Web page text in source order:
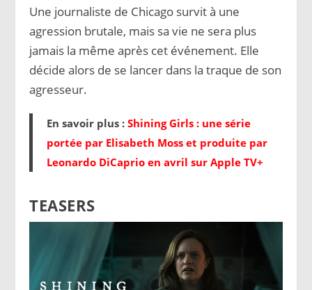
Une journaliste de Chicago survit à une
agression brutale, mais sa vie ne sera plus
jamais la même après cet événement. Elle
décide alors de se lancer dans la traque de son
agresseur.
En savoir plus :Shining Girls : une série
portée par Elisabeth Moss et produite par
Leonardo DiCaprio en avril sur Apple TV+
TEASERS